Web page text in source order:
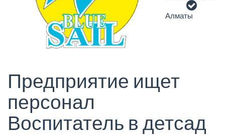
Алматы
Предприятие ищет
персонал
Воспитатель в детсад